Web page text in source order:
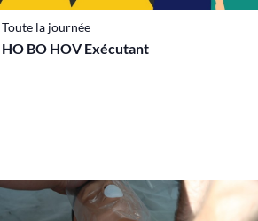
Toute la journée
HO BO HOV Exécutant